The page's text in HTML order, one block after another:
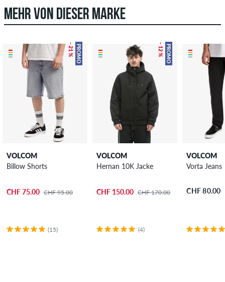
MEHR VON DIESER MARKE
PROMO
– 21 %
VOLCOM
Billow Shorts
CHF 75.00 CHF 95.00
(15)
PROMO
– 12 %
VOLCOM
Hernan 10K Jacke
CHF 150.00 CHF 170.00
(4)
VOLCOM
Vorta Jeans
CHF 80.00